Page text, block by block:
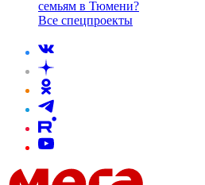
Все спецпроекты